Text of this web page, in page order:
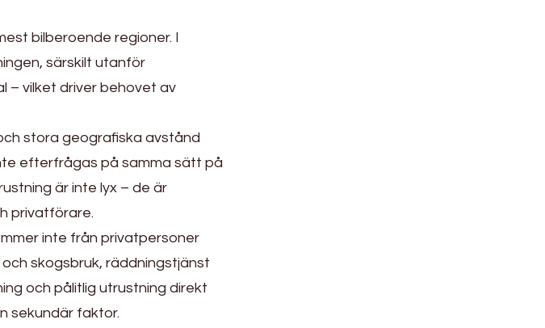
bilberoende regioner. I
särskilt utanför
– vilket driver behovet av
stora geografiska avstånd
efterfrågas på samma sätt på
är inte lyx – de är
privatförare.
inte från privatpersoner
skogsbruk, räddningstjänst
och pålitlig utrustning direkt
sekundär faktor.